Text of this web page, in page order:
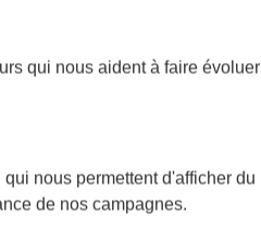
qui nous aident à faire évoluer
nous permettent d'afficher du
de nos campagnes.